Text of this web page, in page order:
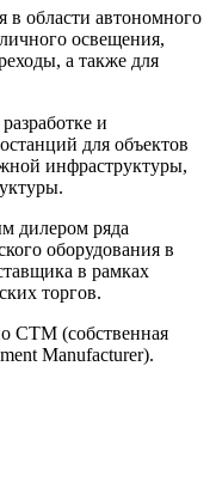
области автономного
освещения,
а также для
и
для объектов
инфраструктуры,
дилером ряда
оборудования в
в рамках
торгов.
СТМ (собственная
Manufacturer).